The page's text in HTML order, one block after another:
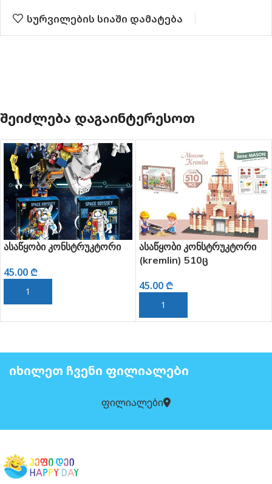
სურვილების სიაში დამატება
ᲨᲔᲘᲫᲚᲔᲑᲐ ᲓᲐᲒᲐᲘᲜᲢᲔᲠᲔᲡᲝᲗ
ასაწყობი კონსტრუკტორი
45.00 ₾
ᲙᲐᲚᲐᲗᲐᲨᲘ ᲓᲐᲛᲐᲢᲔᲑᲐ
ასაწყობი კონსტრუკტორი
(kremlin) 510ც
45.00 ₾
ᲙᲐᲚᲐᲗᲐᲨᲘ ᲓᲐᲛᲐᲢᲔᲑᲐ
ᲘᲮᲘᲚᲔᲗ ᲩᲕᲔᲜᲘ ᲤᲘᲚᲘᲐᲚᲔᲑᲘ
ფილიალები